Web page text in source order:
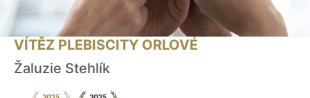
VÍTĚZ PLEBISCITY ORLOVÉ
Žaluzie Stehlík